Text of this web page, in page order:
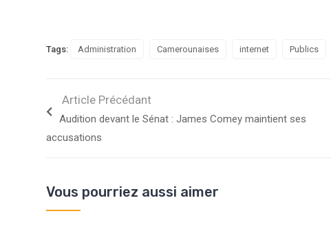
Tags: Administration Camerounaises internet Publics
Article Précédant
Audition devant le Sénat : James Comey maintient ses
accusations
Vous pourriez aussi aimer